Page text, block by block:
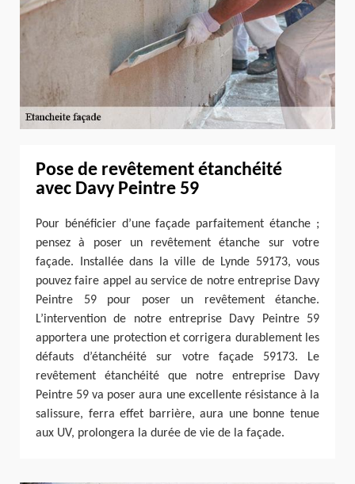
Pose de revêtement étanchéité
avec Davy Peintre 59
Pour bénéficier d’une façade parfaitement étanche ;
pensez à poser un revêtement étanche sur votre
façade. Installée dans la ville de Lynde 59173, vous
pouvez faire appel au service de notre entreprise Davy
Peintre 59 pour poser un revêtement étanche.
L’intervention de notre entreprise Davy Peintre 59
apportera une protection et corrigera durablement les
défauts d’étanchéité sur votre façade 59173. Le
revêtement étanchéité que notre entreprise Davy
Peintre 59 va poser aura une excellente résistance à la
salissure, ferra effet barrière, aura une bonne tenue
aux UV, prolongera la durée de vie de la façade.